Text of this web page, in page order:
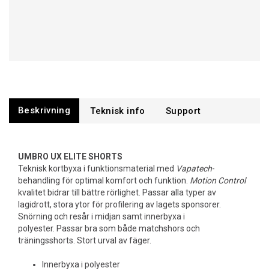
Beskrivning Support
UMBRO UX ELITE SHORTS
Teknisk kortbyxa i funktionsmaterial med Vapatech-
behandling för optimal komfort och funktion. Motion Control
kvalitet bidrar till bättre rörlighet. Passar alla typer av
lagidrott, stora ytor för profilering av lagets sponsorer.
Snörning och resår i midjan samt innerbyxa i
polyester. Passar bra som både matchshors och
träningsshorts. Stort urval av fäger.
Innerbyxa i polyester